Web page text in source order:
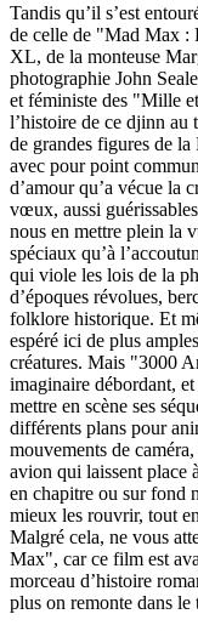
Tandis qu’il s’est
de celle de "Mad Max :
XL, de la monteuse
photographie John
et féministe des "Mille
l’histoire de ce djinn au
de grandes figures de
avec pour point
d’amour qu’a vécue la
vœux, aussi
nous en mettre plein la
spéciaux qu’à
qui viole les lois de la
d’époques révolues,
folklore historique. Et
espéré ici de plus
créatures. Mais "3000
imaginaire débordant,
mettre en scène ses
différents plans pour
mouvements de
avion qui laissent place
en chapitre ou sur fond
mieux les rouvrir, tout
Malgré cela, ne vous
Max", car ce film est
morceau d’histoire
plus on remonte dans le